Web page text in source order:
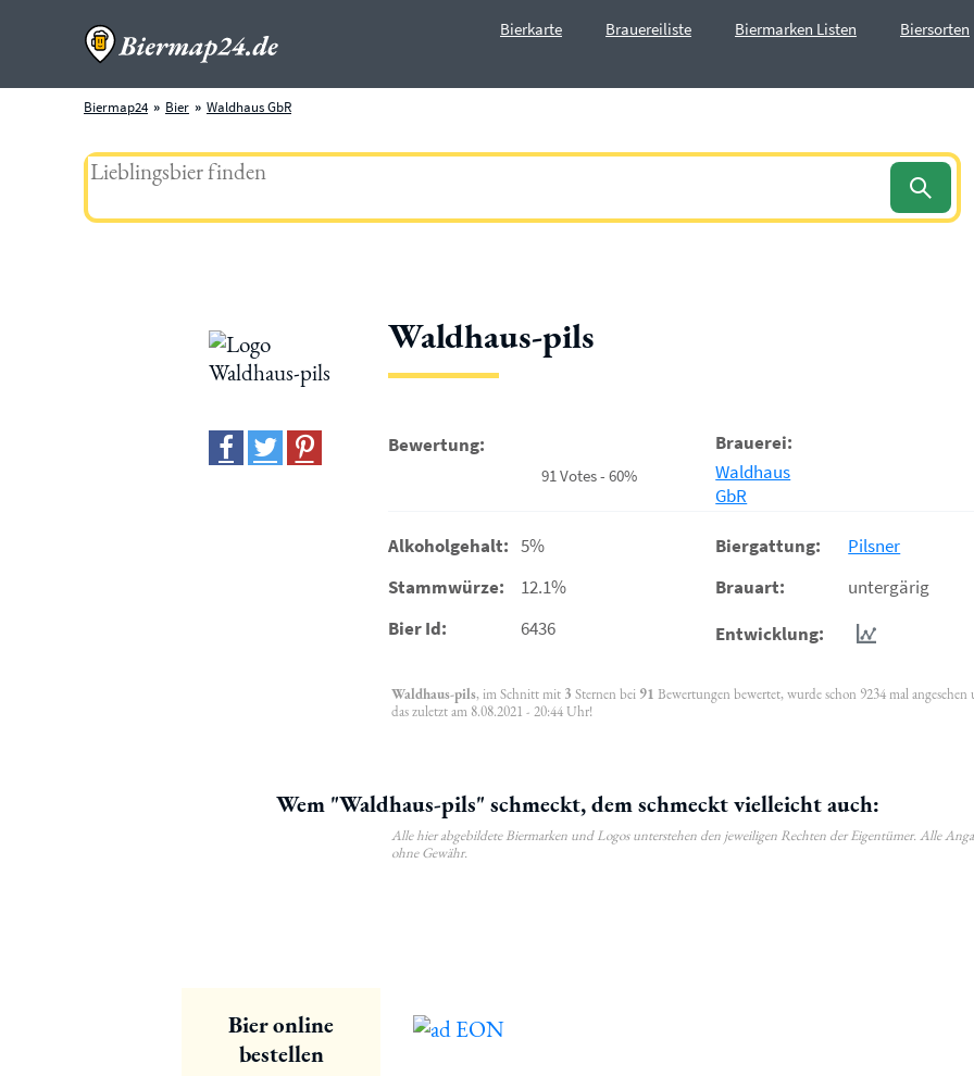
Bierkarte Brauereiliste Biermarken Listen Biersorten
Biermap24 Bier Waldhaus GbR
Waldhaus-pils
Bewertung:
91 Votes - 60%
Brauerei:
Waldhaus
GbR
Alkoholgehalt: 5%
Stammwürze:
12.1%
Bier Id:
6436
Biergattung:
Pilsner
Brauart:
untergärig
Entwicklung:
Waldhaus-pils, im Schnitt mit 3 Sternen bei 91 Bewertungen bewertet, wurde schon 9234 mal angesehen
das zuletzt am 8.08.2021 - 20:44 Uhr!
Wem "Waldhaus-pils" schmeckt, dem schmeckt vielleicht auch:
Alle hier abgebildete Biermarken und Logos unterstehen den jeweiligen Rechten der Eigentümer. Alle
ohne Gewähr.
Bier online
bestellen